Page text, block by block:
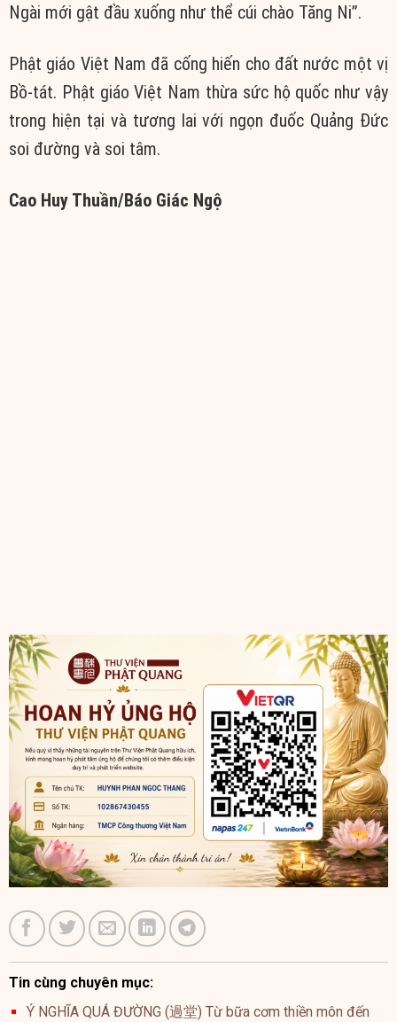
Ngài mới gật đầu xuống như thể cúi chào Tăng Ni”.
Phật giáo Việt Nam đã cống hiến cho đất nước một vị
Bồ-tát. Phật giáo Việt Nam thừa sức hộ quốc như vậy
trong hiện tại và tương lai với ngọn đuốc Quảng Đức
soi đường và soi tâm.
Cao Huy Thuần/Báo Giác Ngộ
Tin cùng chuyên mục:
Ý NGHĨA QUÁ ĐƯỜNG (過堂) Từ bữa cơm thiền môn đến